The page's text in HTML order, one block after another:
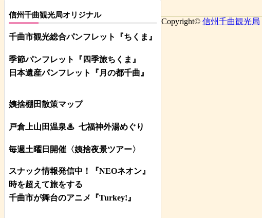
信州千曲観光局オリジナル
千曲市観光総合パンフレット 『ちくま』
季節パンフレット『四季旅ちくま』
日本遺産パンフレット
『月の都千曲』
姨捨棚田散策マップ
戸倉上山田温泉♨ 七福神外湯めぐり
毎週土曜日開催〈姨捨夜景ツアー〉
スナック情報発信中！『NEOネオン』
時を超えて旅をする
千曲市が舞台のアニメ『Turkey!』
Copyright© 信州千曲観光局